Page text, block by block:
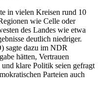
in vielen Kreisen rund 10
wie Celle oder
des Landes wie etwa
deutlich niedriger.
sagte dazu im NDR
hätten, Vertrauen
klare Politik seien gefragt
Parteien auch